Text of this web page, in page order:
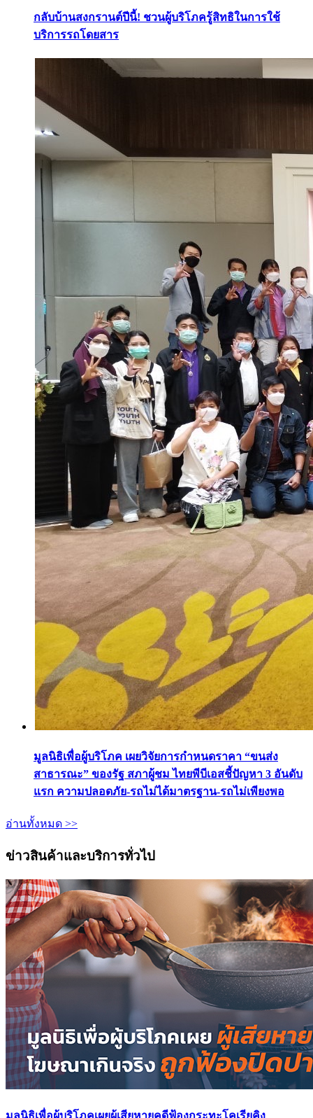
กลับบ้านสงกรานต์ปีนี้! ชวนผู้บริโภครู้สิทธิในการใช้
บริการรถโดยสาร
มูลนิธิเพื่อผู้บริโภค เผยวิจัยการกำหนดราคา “ขนส่ง
สาธารณะ” ของรัฐ สภาผู้ชม ไทยพีบีเอสชี้ปัญหา 3 อันดับ
แรก ความปลอดภัย-รถไม่ได้มาตรฐาน-รถไม่เพียงพอ
อ่านทั้งหมด >>
ข่าวสินค้าและบริการทั่วไป
มูลนิธิเพื่อผู้บริโภคเผยผู้เสียหายคดีฟ้องกระทะโคเรียคิง